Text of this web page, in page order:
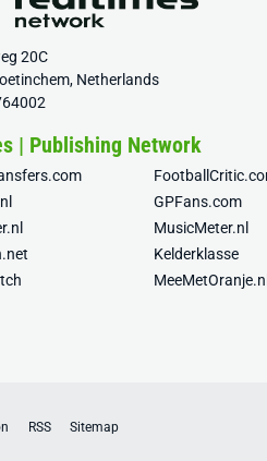
20C
Netherlands
| Publishing Network
GPFans.com
MusicMeter.nl
Kelderklasse
MeeMetOranje.nl
RSS
Sitemap